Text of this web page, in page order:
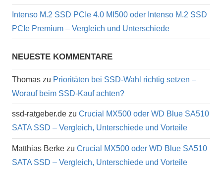
Intenso M.2 SSD PCIe 4.0 MI500 oder Intenso M.2 SSD
PCIe Premium – Vergleich und Unterschiede
NEUESTE KOMMENTARE
Thomas zu Prioritäten bei SSD-Wahl richtig setzen –
Worauf beim SSD-Kauf achten?
ssd-ratgeber.de zu Crucial MX500 oder WD Blue SA510
SATA SSD – Vergleich, Unterschiede und Vorteile
Matthias Berke zu Crucial MX500 oder WD Blue SA510
SATA SSD – Vergleich, Unterschiede und Vorteile